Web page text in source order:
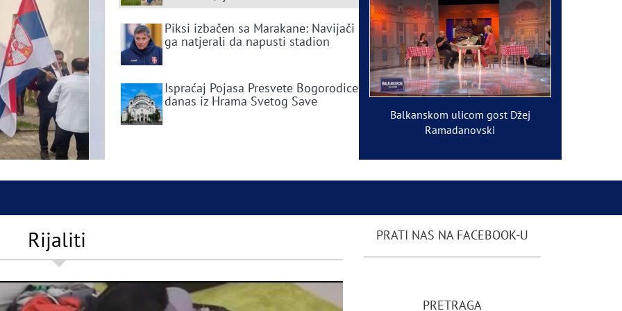
Piksi izbačen sa Marakane: Navijači
ga natjerali da napusti stadion
Ispraćaj Pojasa Presvete Bogorodice
danas iz Hrama Svetog Save
Balkanskom ulicom gost Džej
Ramadanovski
Rijaliti PRATI NAS NA FACEBOOK-U
PRETRAGA